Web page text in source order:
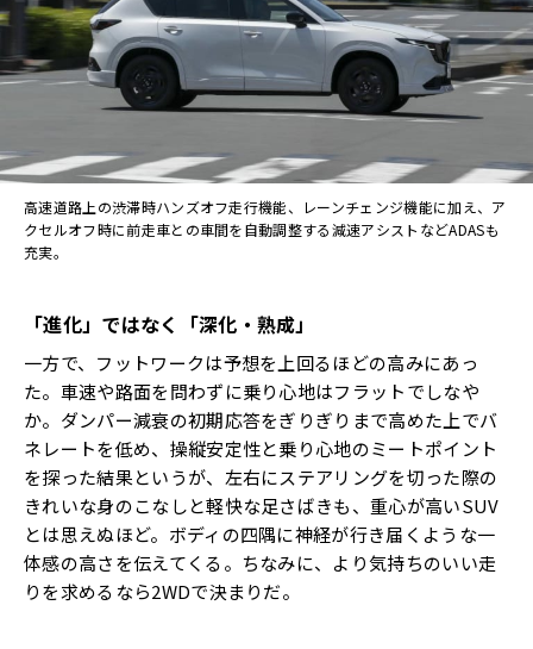
高速道路上の渋滞時ハンズオフ走行機能、レーンチェンジ機能に加え、ア
クセルオフ時に前走車との車間を自動調整する減速アシストなどADASも
充実。
「進化」ではなく「深化・熟成」
一方で、フットワークは予想を上回るほどの高みにあっ
た。車速や路面を問わずに乗り心地はフラットでしなや
か。ダンパー減衰の初期応答をぎりぎりまで高めた上でバ
ネレートを低め、操縦安定性と乗り心地のミートポイント
を探った結果というが、左右にステアリングを切った際の
きれいな身のこなしと軽快な足さばきも、重心が高いSUV
とは思えぬほど。ボディの四隅に神経が行き届くような一
体感の高さを伝えてくる。ちなみに、より気持ちのいい走
りを求めるなら2WDで決まりだ。